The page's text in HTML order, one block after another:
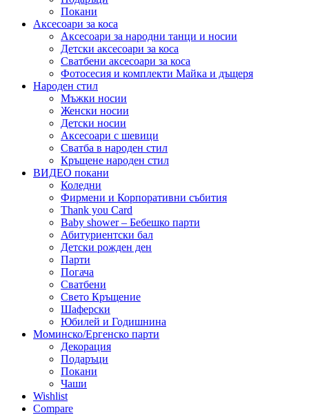
Покани
Аксесоари за коса
Аксесоари за народни танци и носии
Детски аксесоари за коса
Сватбени аксесоари за коса
Фотосесия и комплекти Майка и дъщеря
Народен стил
Мъжки носии
Женски носии
Детски носии
Аксесоари с шевици
Сватба в народен стил
Кръщене народен стил
ВИДЕО покани
Коледни
Фирмени и Корпоративни събития
Thank you Card
Baby shower – Бебешко парти
Абитуриентски бал
Детски рожден ден
Парти
Погача
Сватбени
Свето Кръщение
Шаферски
Юбилей и Годишнина
Моминско/Ергенско парти
Декорация
Подаръци
Покани
Чаши
Wishlist
Compare